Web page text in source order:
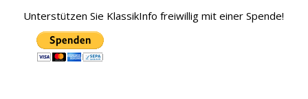
Unterstützen Sie KlassikInfo freiwillig mit einer Spende!